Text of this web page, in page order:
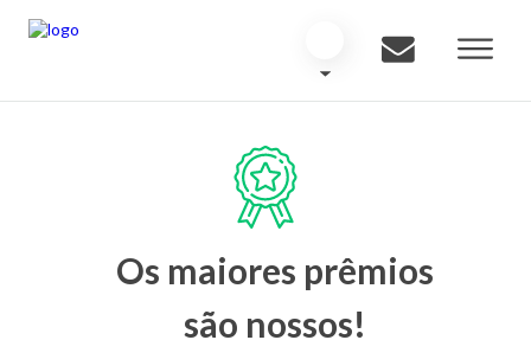
Os maiores prêmios
são nossos!